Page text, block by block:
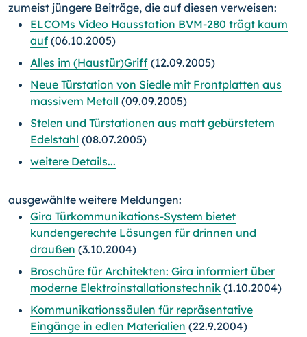
zumeist jüngere Beiträge, die auf diesen verweisen:
ELCOMs Video Hausstation BVM-280 trägt kaum
auf (06.10.2005)
Alles im (Haustür)Griff (12.09.2005)
Neue Türstation von Siedle mit Frontplatten aus
massivem Metall (09.09.2005)
Stelen und Türstationen aus matt gebürstetem
Edelstahl (08.07.2005)
weitere Details...
ausgewählte weitere Meldungen:
Gira Türkommunikations-System bietet
kundengerechte Lösungen für drinnen und
draußen (3.10.2004)
Broschüre für Architekten: Gira informiert über
moderne Elektroinstallationstechnik (1.10.2004)
Kommunikationssäulen für repräsentative
Eingänge in edlen Materialien (22.9.2004)